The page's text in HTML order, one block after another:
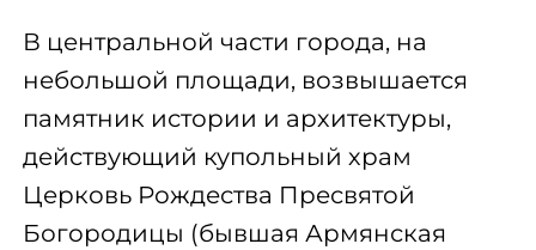
В центральной части города, на
небольшой площади, возвышается
памятник истории и архитектуры,
действующий купольный храм
Церковь Рождества Пресвятой
Богородицы (бывшая Армянская